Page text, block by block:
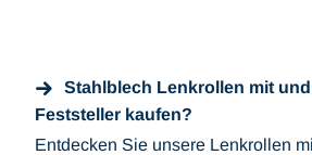
Stahlblech Lenkrollen mit
Feststeller kaufen?
Entdecken Sie unsere Lenkrollen